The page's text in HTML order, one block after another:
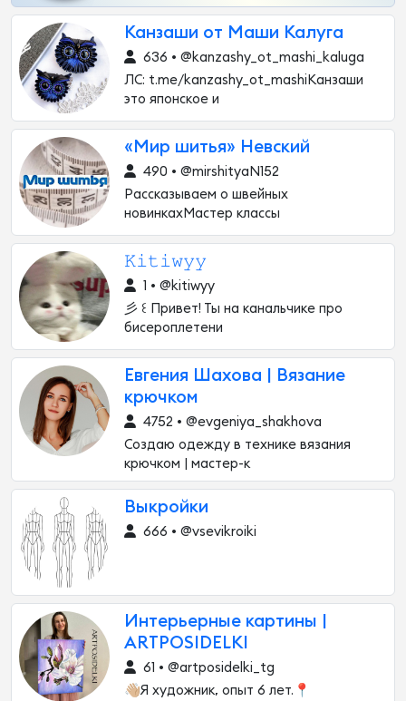
Канзаши от Маши Калуга
636 • @kanzashy_ot_mashi_kaluga
ЛС: t.me/kanzashy_ot_mashiКанзаши
это японское и
«Мир шитья» Невский
490 • @mirshityaN152
Рассказываем о швейных
новинкахМастер классы
𝙺𝚒𝚝𝚒𝚠𝚢𝚢
1 • @kitiwyy
彡 ꒰ Привет! Ты на канальчике про
бисероплетени
Евгения Шахова | Вязание
крючком
4752 • @evgeniya_shakhova
Создаю одежду в технике вязания
крючком | мастер-к
Выкройки
666 • @vsevikroiki
Интерьерные картины |
ARTPOSIDELKI
61 • @artposidelki_tg
👋🏼Я художник, опыт 6 лет.📍